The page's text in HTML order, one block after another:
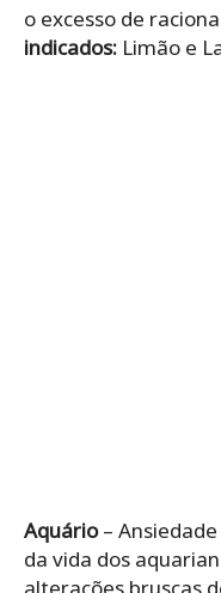
o excesso de
indicados: Limão e
Aquário–
da vida dos
alterações bruscas